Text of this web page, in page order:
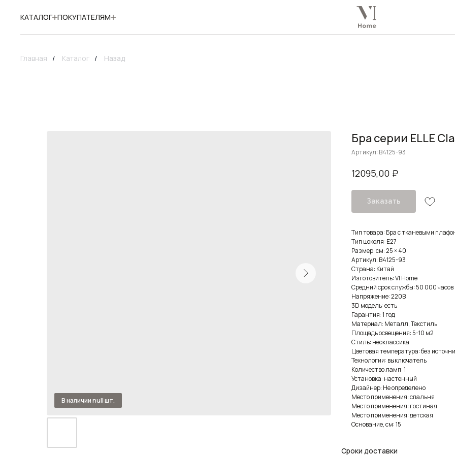
КАТАЛОГ ПОКУПАТЕЛЯМ
Главная / Каталог / Назад
Бра серии ELLE
Артикул: B4125-93
12095,00 ₽
Заказать
Тип товара: Бра с тканевыми
Тип цоколя: E27
Размер, см: 25 × 40
Артикул: B4125-93
Страна: Китай
Изготовитель: VI Home
Средний срок службы: 50 000 часов
Напряжение: 220В
3D модель: есть
Гарантия: 1 год
Материал: Металл, Текстиль
Площадь освещения: 5-10 м2
Стиль: неоклассика
Цветовая температура: без
Технологии: выключатель
Количество ламп: 1
Установка: настенный
Дизайнер: Не определено
Место применения: спальня
Место применения: гостиная
Место применения: детская
Основание, см: 15
Сроки доставки